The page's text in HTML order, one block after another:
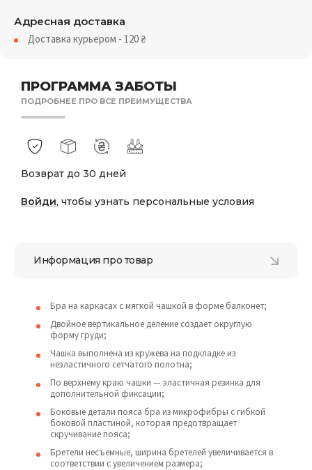
ПРОГРАММА ЗАБОТЫ
ПОДРОБНЕЕ ПРО ВСЕ ПРЕИМУЩЕСТВА
Возврат до 30 дней
Войди, чтобы узнать персональные условия
Адресная доставка
Доставка курьером - 120₴
Информация про товар
Бра на каркасах с мягкой чашкой в форме балконет;
Двойное вертикальное деление создает округлую
форму груди;
Чашка выполнена из кружева на подкладке из
неэластичного сетчатого полотна;
По верхнему краю чашки — эластичная резинка для
дополнительной фиксации;
Боковые детали пояса бра из микрофибры с гибкой
боковой пластиной, которая предотвращает
скручивание пояса;
Бретели несъемные, ширина бретелей увеличивается в
соответствии с увеличением размера;